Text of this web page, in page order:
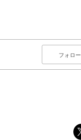
フォロー